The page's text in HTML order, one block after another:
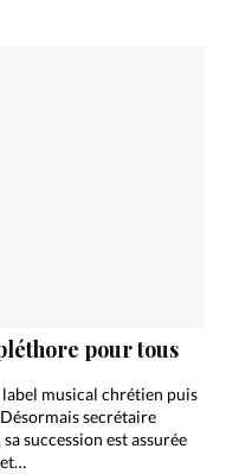
pour tous
musical chrétien puis
secrétaire
succession est assurée
et…